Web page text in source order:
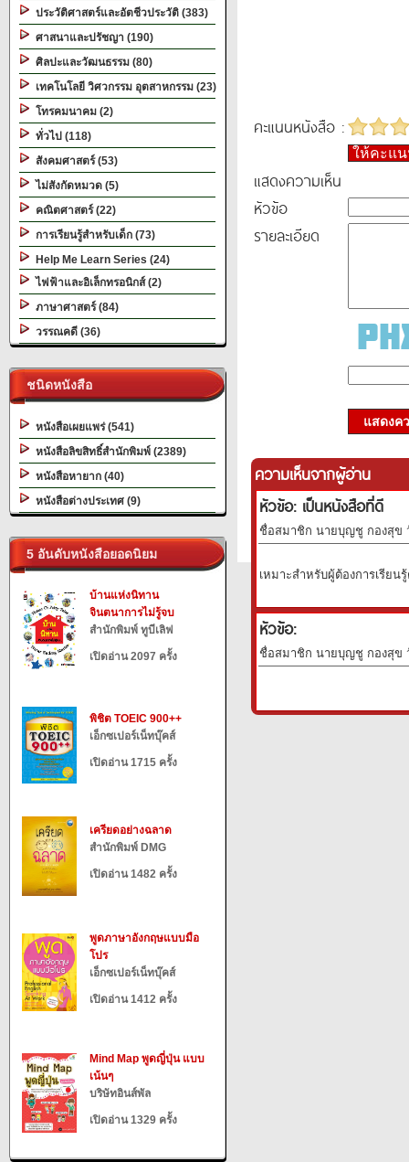
ประวัติศาสตร์และอัตชีวประวัติ (383)
ศาสนาและปรัชญา (190)
ศิลปะและวัฒนธรรม (80)
เทคโนโลยี วิศวกรรม อุตสาหกรรม (23)
โทรคมนาคม (2)
ทั่วไป (118)
สังคมศาสตร์ (53)
ไม่สังกัดหมวด (5)
คณิตศาสตร์ (22)
การเรียนรู้สำหรับเด็ก (73)
Help Me Learn Series (24)
ไฟฟ้าและอิเล็กทรอนิกส์ (2)
ภาษาศาสตร์ (84)
วรรณคดี (36)
ชนิดหนังสือ
หนังสือเผยแพร่ (541)
หนังสือลิขสิทธิ์สำนักพิมพ์ (2389)
หนังสือหายาก (40)
หนังสือต่างประเทศ (9)
5 อันดับหนังสือยอดนิยม
บ้านแห่งนิทาน
จินตนาการไม่รู้จบ
สำนักพิมพ์ ทูบีเลิฟ
เปิดอ่าน 2097 ครั้ง
พิชิต TOEIC 900++
เอ็กซเปอร์เน็ทบุ๊คส์
เปิดอ่าน 1715 ครั้ง
เครียดอย่างฉลาด
สำนักพิมพ์ DMG
เปิดอ่าน 1482 ครั้ง
พูดภาษาอังกฤษแบบมือ
โปร
เอ็กซเปอร์เน็ทบุ๊คส์
เปิดอ่าน 1412 ครั้ง
Mind Map พูดญี่ปุ่น แบบ
เน้นๆ
บริษัทอินส์พัล
เปิดอ่าน 1329 ครั้ง
คะแนนหนังสือ :
ให้คะแ
แสดงความเห็น
หัวข้อ
รายละเอียด
แสดงค
ความเห็นจากผู้อ่าน
หัวข้อ: เป็นหนังสือที่ดี
ชื่อสมาชิก นายบุญชู กองสุข
เหมาะสำหรับผู้ต้องการเรียน
หัวข้อ:
ชื่อสมาชิก นายบุญชู กองสุข